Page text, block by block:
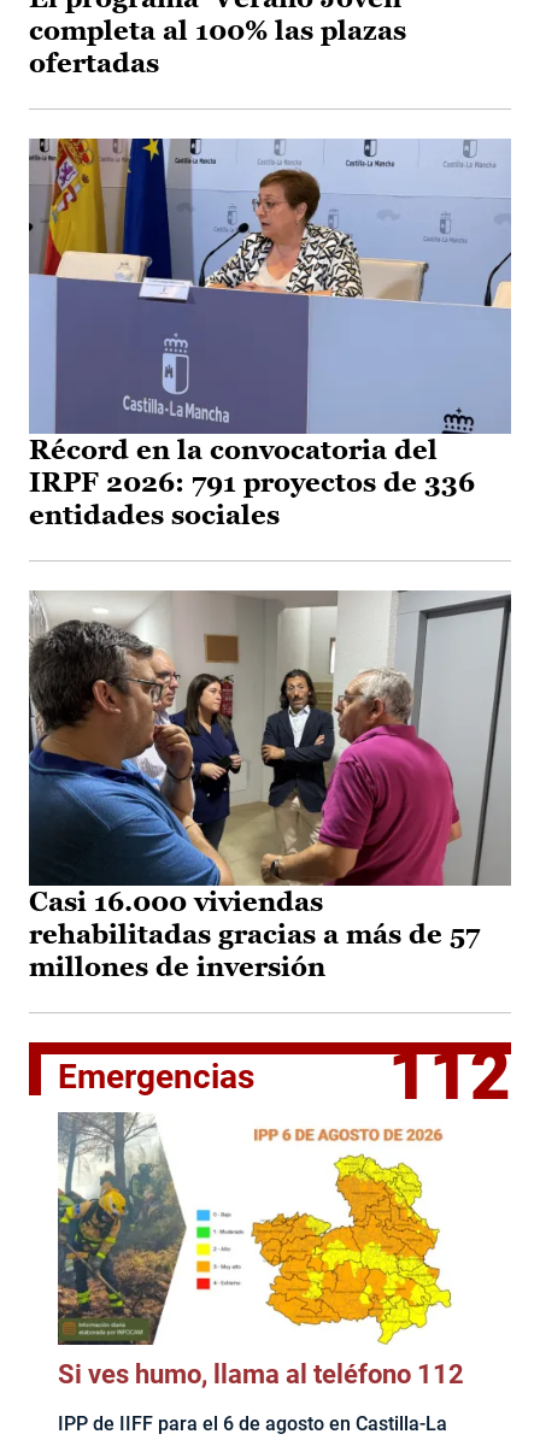
completa al 100% las plazas
ofertadas
Récord en la convocatoria del
IRPF 2026: 791 proyectos de 336
entidades sociales
Casi 16.000 viviendas
rehabilitadas gracias a más de 57
millones de inversión
Emergencias 112
Si ves humo, llama al teléfono 112
IPP de IIFF para el 6 de agosto en Castilla-La